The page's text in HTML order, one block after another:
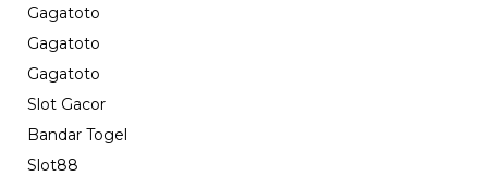
Gagatoto
Gagatoto
Gagatoto
Slot Gacor
Bandar Togel
Slot88